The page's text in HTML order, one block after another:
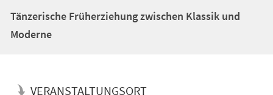
Tänzerische Früherziehung zwischen Klassik und
Moderne
VERANSTALTUNGSORT